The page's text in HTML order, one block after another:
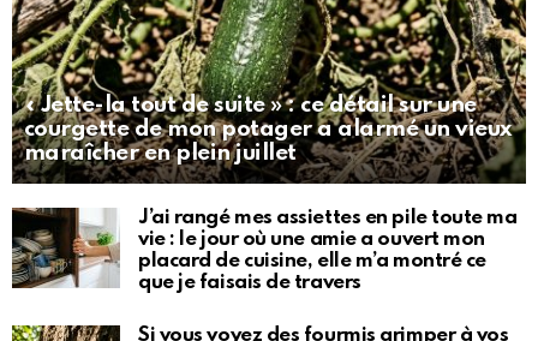
« Jette-la tout de suite » : ce détail sur une
courgette de mon potager a alarmé un vieux
maraîcher en plein juillet
J’ai rangé mes assiettes en pile toute ma
vie : le jour où une amie a ouvert mon
placard de cuisine, elle m’a montré ce
que je faisais de travers
Si vous voyez des fourmis grimper à vos